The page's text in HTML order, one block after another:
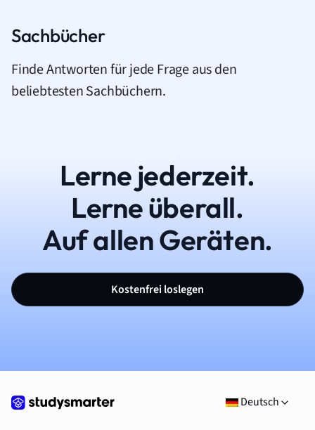
Sachbücher
Finde Antworten für jede Frage aus den
beliebtesten Sachbüchern.
Lerne jederzeit.
Lerne überall.
Auf allen Geräten.
Kostenfrei loslegen
Deutsch